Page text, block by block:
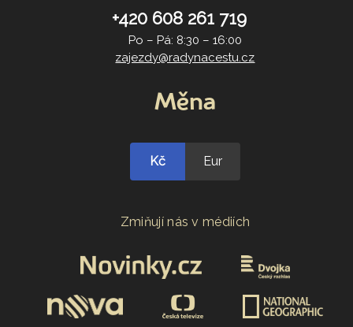
+420 608 261 719
Po – Pá: 8:30 – 16:00
zajezdy@radynacestu.cz
Měna
Kč Eur
Zmiňují nás v médiích